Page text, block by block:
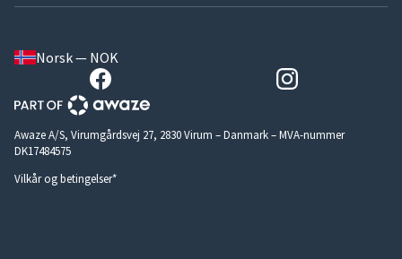
Norsk — NOK
Awaze A/S, Virumgårdsvej 27, 2830 Virum – Danmark – MVA-nummer
DK17484575
Vilkår og betingelser*